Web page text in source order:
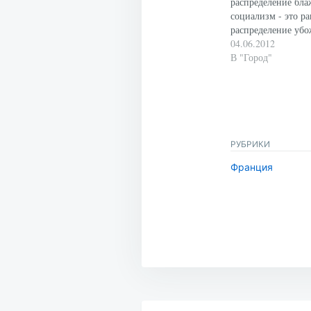
социализм - это
распределение
согласны? Я - нет.
толстяк всегда
общем,
04.06.2012
В "Город"
РУБРИКИ
Франция